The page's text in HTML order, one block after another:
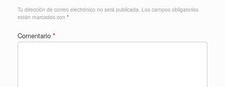
Tu dirección de correo electrónico no será publicada. Los campos obligatorios
están marcados con *
Comentario *